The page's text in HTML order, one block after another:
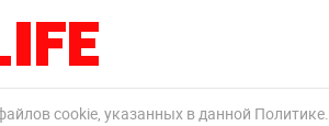
cookie, указанных в данной Политике.